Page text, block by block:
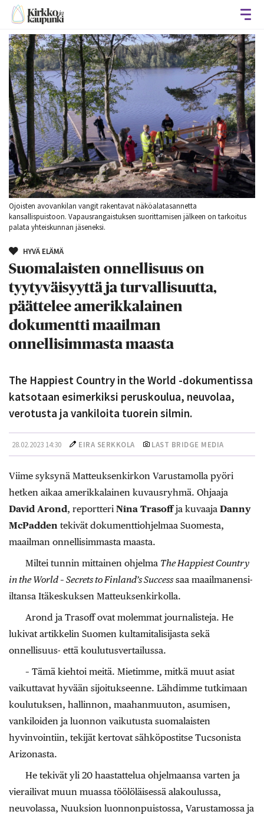
Ojoisten avovankilan vangit rakentavat näköalatasannetta
kansallispuistoon. Vapausrangaistuksen suorittamisen jälkeen on tarkoitus
palata yhteiskunnan jäseneksi.
HYVÄ ELÄMÄ
Suomalaisten onnellisuus on
tyytyväisyyttä ja turvallisuutta,
päättelee amerikkalainen
dokumentti maailman
onnellisimmasta maasta
The Happiest Country in the World -dokumentissa
katsotaan esimerkiksi peruskoulua, neuvolaa,
verotusta ja vankiloita tuorein silmin.
28.02.2023 14:30 EIRA SERKKOLA LAST BRIDGE MEDIA
Viime syksynä Matteuksenkirkon Varustamolla pyöri
hetken aikaa amerikkalainen kuvausryhmä. Ohjaaja
David Arond, reportteri Nina Trasoffja kuvaaja Danny
McPadden tekivät dokumenttiohjelmaa Suomesta,
maailman onnellisimmasta maasta.
Miltei tunnin mittainen ohjelma The Happiest Country
in the World – Secrets to Finland’s Successsaa maailmanensi-
iltansa Itäkeskuksen Matteuksenkirkolla.
Arond ja Trasoff ovat molemmat journalisteja. He
lukivat artikkelin Suomen kultamitalisijasta sekä
onnellisuus- että koulutusvertailussa.
– Tämä kiehtoi meitä. Mietimme, mitkä muut asiat
vaikuttavat hyvään sijoitukseenne. Lähdimme tutkimaan
koulutuksen, hallinnon, maahanmuuton, asumisen,
vankiloiden ja luonnon vaikutusta suomalaisten
hyvinvointiin, tekijät kertovat sähköpostitse Tucsonista
Arizonasta.
He tekivät yli 20 haastattelua ohjelmaansa varten ja
vierailivat muun muassa töölöläisessä alakoulussa,
neuvolassa, Nuuksion luonnonpuistossa, Varustamossa ja